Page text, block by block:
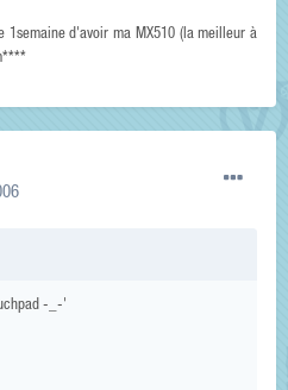
1semaine d'avoir ma MX510 (la meilleur à
-_-'